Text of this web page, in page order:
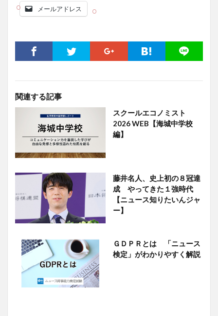
メールアドレス
関連する記事
スクールエコノミスト
2026 WEB【海城中学校
編】
藤井名人、史上初の８冠達
成 やってきた１強時代
【ニュース知りたいんジャ
ー】
ＧＤＰＲとは 「ニュース
検定」がわかりやすく解説